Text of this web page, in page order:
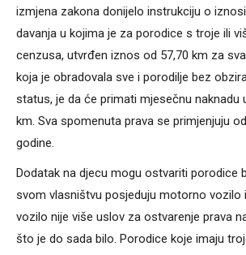
izmjena zakona donijelo instrukciju o
davanja u kojima je za porodice s troje ili
cenzusa, utvrđen iznos od 57,70 km za
koja je obradovala sve i porodilje bez
status, je da će primati mjesečnu naknadu
km. Sva spomenuta prava se primjenjuju
godine.
Dodatak na djecu mogu ostvariti porodice
svom vlasništvu posjeduju motorno vozilo
vozilo nije više uslov za ostvarenje prava
što je do sada bilo. Porodice koje imaju